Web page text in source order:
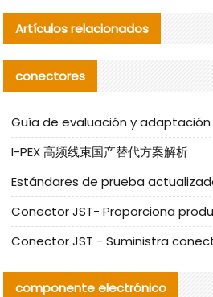
Artículos relacionados
conectores
I-PEX 高频线束国产替代方案解析
componente electrónico